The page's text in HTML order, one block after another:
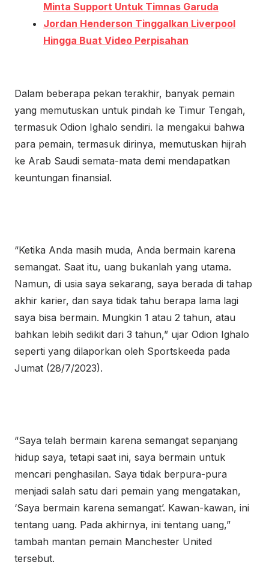
Minta Support Untuk Timnas Garuda
Jordan Henderson Tinggalkan Liverpool
Hingga Buat Video Perpisahan
Dalam beberapa pekan terakhir, banyak pemain
yang memutuskan untuk pindah ke Timur Tengah,
termasuk Odion Ighalo sendiri. Ia mengakui bahwa
para pemain, termasuk dirinya, memutuskan hijrah
ke Arab Saudi semata-mata demi mendapatkan
keuntungan finansial.
“Ketika Anda masih muda, Anda bermain karena
semangat. Saat itu, uang bukanlah yang utama.
Namun, di usia saya sekarang, saya berada di tahap
akhir karier, dan saya tidak tahu berapa lama lagi
saya bisa bermain. Mungkin 1 atau 2 tahun, atau
bahkan lebih sedikit dari 3 tahun,” ujar Odion Ighalo
seperti yang dilaporkan oleh Sportskeeda pada
Jumat (28/7/2023).
“Saya telah bermain karena semangat sepanjang
hidup saya, tetapi saat ini, saya bermain untuk
mencari penghasilan. Saya tidak berpura-pura
menjadi salah satu dari pemain yang mengatakan,
‘Saya bermain karena semangat’. Kawan-kawan, ini
tentang uang. Pada akhirnya, ini tentang uang,”
tambah mantan pemain Manchester United
tersebut.